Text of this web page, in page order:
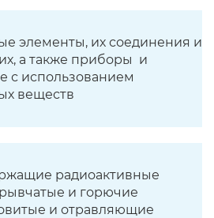
элементы, их соединения и
а также приборы и
с использованием
веществ
радиоактивные
и горючие
и отравляющие